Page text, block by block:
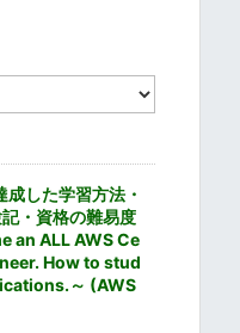
した学習方法・
・資格の難易度
an ALL AWS Ce
How to stud
～ (AWS